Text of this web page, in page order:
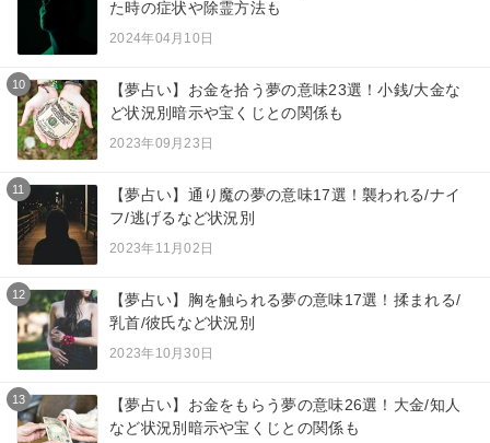
た時の症状や除霊方法も
2024年04月10日
10
【夢占い】お金を拾う夢の意味23選！小銭/大金な
ど状況別暗示や宝くじとの関係も
2023年09月23日
11
【夢占い】通り魔の夢の意味17選！襲われる/ナイ
フ/逃げるなど状況別
2023年11月02日
12
【夢占い】胸を触られる夢の意味17選！揉まれる/
乳首/彼氏など状況別
2023年10月30日
13
【夢占い】お金をもらう夢の意味26選！大金/知人
など状況別暗示や宝くじとの関係も